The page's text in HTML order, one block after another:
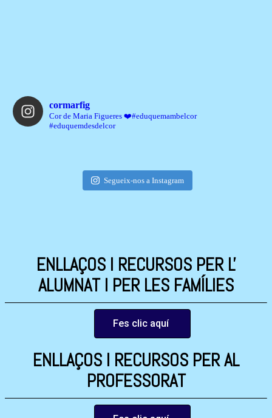
cormarfig
Cor de Maria Figueres ❤️#eduquemambelcor
#eduquemdesdelcor
Segueix-nos a Instagram
ENLLAÇOS I RECURSOS PER L'
ALUMNAT I PER LES FAMÍLIES
Fes clic aquí
ENLLAÇOS I RECURSOS PER AL
PROFESSORAT